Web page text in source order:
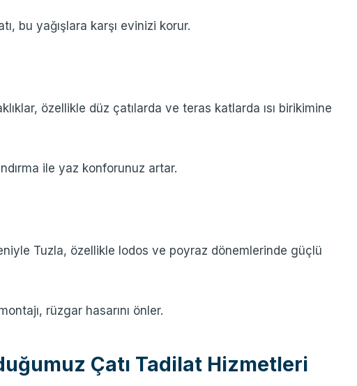
bu yağışlara karşı evinizi korur.
özellikle düz çatılarda ve teras katlarda ısı birikimine
ile yaz konforunuz artar.
Tuzla, özellikle lodos ve poyraz dönemlerinde güçlü
rüzgar hasarını önler.
Çatı Tadilat Hizmetleri